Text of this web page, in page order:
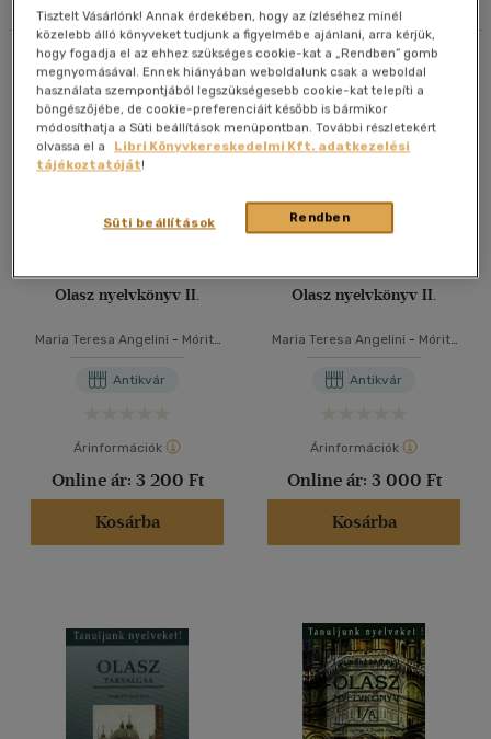
40 db / oldal
Alkalmaz
Összesen5db
Olasz nyelvkönyv II.
Maria Teresa Angelini - Móritz
Antikvár
Árinformációk
Online ár: 3 200 Ft
Kosárba
Olasz nyelvkönyv II.
Maria Teresa Angelini - Móritz
Antikvár
Árinformációk
Online ár: 3 000 Ft
Kosárba
Tisztelt Vásárlónk! Annak érdekében, hogy az ízléséhez minél
közelebb álló könyveket tudjunk a figyelmébe ajánlani, arra kérjük,
hogy fogadja el az ehhez szükséges cookie-kat a „Rendben” gomb
megnyomásával. Ennek hiányában weboldalunk csak a weboldal
használata szempontjából legszükségesebb cookie-kat telepíti a
böngészőjébe, de cookie-preferenciáit később is bármikor
módosíthatja a Süti beállítások menüpontban. További részletekért
olvassa el a
Libri Könyvkereskedelmi Kft. adatkezelési
tájékoztatóját!
Rendben
Süti beállítások